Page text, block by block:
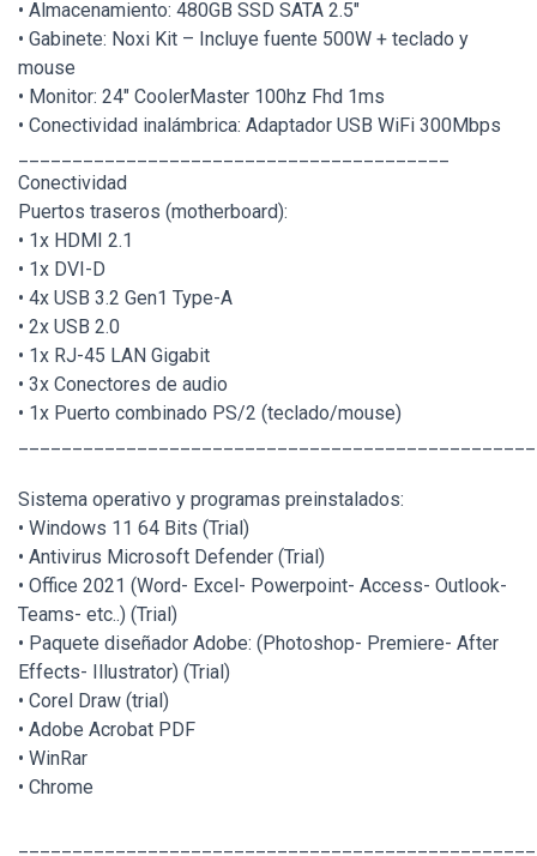
• Almacenamiento: 480GB SSD SATA 2.5"
• Gabinete: Noxi Kit – Incluye fuente 500W + teclado y
mouse
• Monitor: 24" CoolerMaster 100hz Fhd 1ms
• Conectividad inalámbrica: Adaptador USB WiFi 300Mbps
Conectividad
Puertos traseros (motherboard):
• 1x HDMI 2.1
• 1x DVI-D
• 4x USB 3.2 Gen1 Type-A
• 2x USB 2.0
• 1x RJ-45 LAN Gigabit
• 3x Conectores de audio
• 1x Puerto combinado PS/2 (teclado/mouse)
Sistema operativo y programas preinstalados:
• Windows 11 64 Bits (Trial)
• Antivirus Microsoft Defender (Trial)
• Office 2021 (Word- Excel- Powerpoint- Access- Outlook-
Teams- etc..) (Trial)
• Paquete diseñador Adobe: (Photoshop- Premiere- After
Effects- Illustrator) (Trial)
• Corel Draw (trial)
• Adobe Acrobat PDF
• WinRar
• Chrome